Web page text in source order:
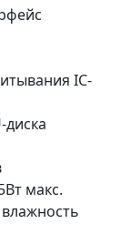
IC-
диска
макс.